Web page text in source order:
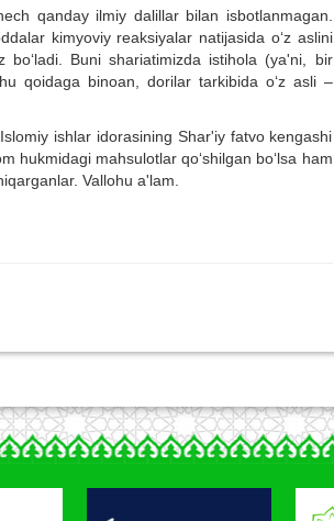
qanday ilmiy dalillar bilan isbotlanmagan.
kimyoviy reaksiyalar natijasida o‘z aslini
bo‘ladi. Buni shariatimizda istihola (ya'ni, bir
qoidaga binoan, dorilar tarkibida o‘z asli –
ishlar idorasining Shar'iy fatvo kengashi
hukmidagi mahsulotlar qo‘shilgan bo‘lsa ham
Vallohu a'lam.